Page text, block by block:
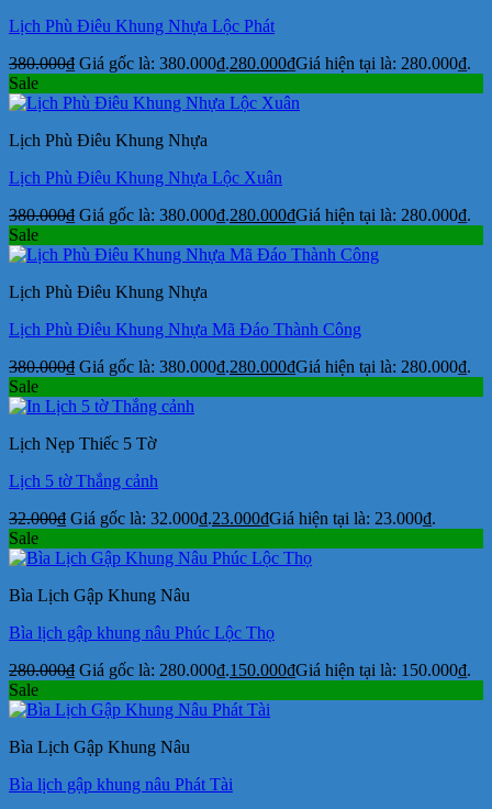
Lịch Phù Điêu Khung Nhựa Lộc Phát
380.000₫ Giá gốc là: 380.000₫.280.000₫Giá hiện tại là: 280.000₫.
Sale
Lịch Phù Điêu Khung Nhựa
Lịch Phù Điêu Khung Nhựa Lộc Xuân
380.000₫ Giá gốc là: 380.000₫.280.000₫Giá hiện tại là: 280.000₫.
Sale
Lịch Phù Điêu Khung Nhựa
Lịch Phù Điêu Khung Nhựa Mã Đáo Thành Công
380.000₫ Giá gốc là: 380.000₫.280.000₫Giá hiện tại là: 280.000₫.
Sale
Lịch Nẹp Thiếc 5 Tờ
Lịch 5 tờ Thắng cảnh
32.000₫ Giá gốc là: 32.000₫.23.000₫Giá hiện tại là: 23.000₫.
Sale
Bìa Lịch Gập Khung Nâu
Bìa lịch gập khung nâu Phúc Lộc Thọ
280.000₫ Giá gốc là: 280.000₫.150.000₫Giá hiện tại là: 150.000₫.
Sale
Bìa Lịch Gập Khung Nâu
Bìa lịch gập khung nâu Phát Tài